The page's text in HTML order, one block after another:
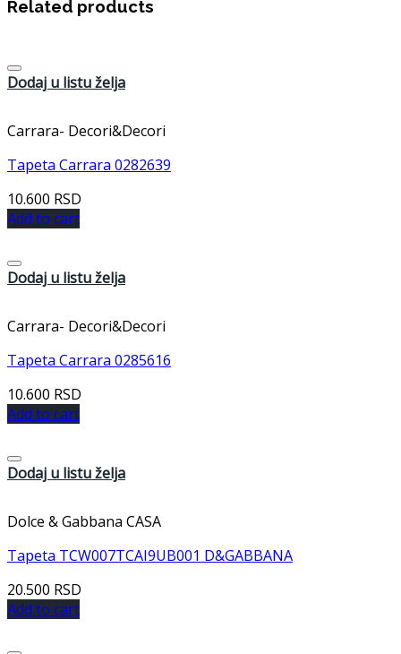
Related products
Dodaj u listu želja
Carrara- Decori&Decori
Tapeta Carrara 0282639
10.600 RSD
Add to cart
Dodaj u listu želja
Carrara- Decori&Decori
Tapeta Carrara 0285616
10.600 RSD
Add to cart
Dodaj u listu želja
Dolce & Gabbana CASA
Tapeta TCW007TCAI9UB001 D&GABBANA
20.500 RSD
Add to cart